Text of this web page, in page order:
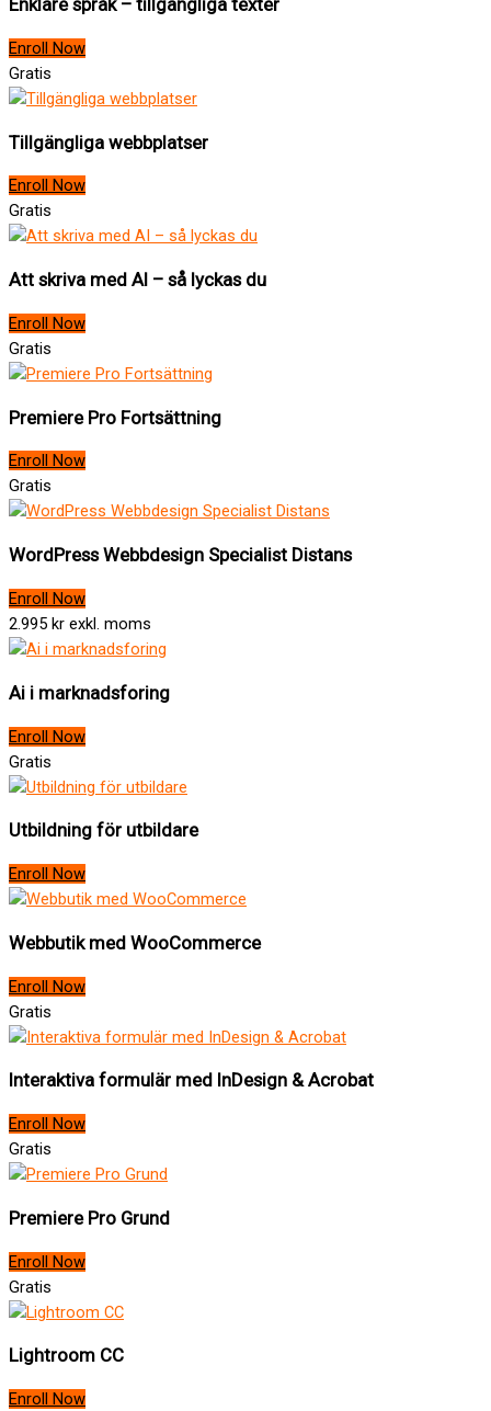
Enklare språk – tillgängliga texter
Enroll Now
Gratis
Tillgängliga webbplatser
Enroll Now
Gratis
Att skriva med AI – så lyckas du
Enroll Now
Gratis
Premiere Pro Fortsättning
Enroll Now
Gratis
WordPress Webbdesign Specialist Distans
Enroll Now
2.995 kr exkl. moms
Ai i marknadsforing
Enroll Now
Gratis
Utbildning för utbildare
Enroll Now
Webbutik med WooCommerce
Enroll Now
Gratis
Interaktiva formulär med InDesign & Acrobat
Enroll Now
Gratis
Premiere Pro Grund
Enroll Now
Gratis
Lightroom CC
Enroll Now